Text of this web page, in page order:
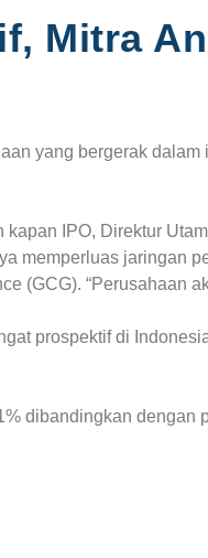
Mitra
yang bergerak
IPO, Direktur
memperluas
(GCG). “Perusahaan
prospektif di
dibandingkan